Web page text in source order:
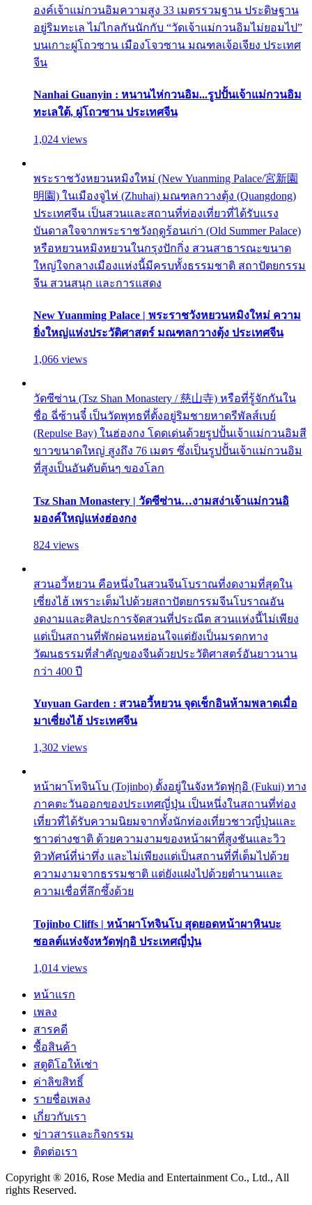
องค์เจ้าแม่กวนอิมความสูง 33 เมตรรวมฐาน ประดิษฐาน
อยู่ริมทะเล ไม่ไกลกันนักกับ “วัดเจ้าแม่กวนอิมไม่ยอมไป”
บนเกาะผู่โถวซาน เมืองโจวซาน มณฑลเจ้อเจียง ประเทศ
จีน
Nanhai Guanyin : หนานไห่กวนอิม...รูปปั้นเจ้าแม่กวนอิม
ทะเลใต้, ผู่โถวซาน ประเทศจีน
1,024 views
พระราชวังหยวนหมิงใหม่ (New Yuanming Palace/宮新園
明園) ในเมืองจูไห่ (Zhuhai) มณฑลกวางตุ้ง (Quangdong)
ประเทศจีน เป็นสวนและสถานที่ท่องเที่ยวที่ได้รับแรง
บันดาลใจจากพระราชวังฤดูร้อนเก่า (Old Summer Palace)
หรือหยวนหมิงหยวนในกรุงปักกิ่ง สวนสาธารณะขนาด
ใหญ่ใจกลางเมืองแห่งนี้มีครบทั้งธรรมชาติ สถาปัตยกรรม
จีน สวนสนุก และการแสดง
New Yuanming Palace | พระราชวังหยวนหมิงใหม่ ความ
ยิ่งใหญ่แห่งประวัติศาสตร์ มณฑลกวางตุ้ง ประเทศจีน
1,066 views
วัดซีซ่าน (Tsz Shan Monastery / 慈山寺) หรือที่รู้จักกันใน
ชื่อ ฉี่ซ้านจี๋ เป็นวัดพุทธที่ตั้งอยู่ริมชายหาดรีพัลส์เบย์
(Repulse Bay) ในฮ่องกง โดดเด่นด้วยรูปปั้นเจ้าแม่กวนอิมสี
ขาวขนาดใหญ่ สูงถึง 76 เมตร ซึ่งเป็นรูปปั้นเจ้าแม่กวนอิม
ที่สูงเป็นอันดับต้นๆ ของโลก
Tsz Shan Monastery | วัดซีซ่าน…งามสง่าเจ้าแม่กวนอิ
มองค์ใหญ่แห่งฮ่องกง
824 views
สวนอวี้หยวน คือหนึ่งในสวนจีนโบราณที่งดงามที่สุดใน
เซี่ยงไฮ้ เพราะเต็มไปด้วยสถาปัตยกรรมจีนโบราณอัน
งดงามและศิลปะการจัดสวนที่ประณีต สวนแห่งนี้ไม่เพียง
แต่เป็นสถานที่พักผ่อนหย่อนใจแต่ยังเป็นมรดกทาง
วัฒนธรรมที่สำคัญของจีนด้วยประวัติศาสตร์อันยาวนาน
กว่า 400 ปี
Yuyuan Garden : สวนอวี้หยวน จุดเช็กอินห้ามพลาดเมื่อ
มาเซี่ยงไฮ้ ประเทศจีน
1,302 views
หน้าผาโทจินโบ (Tojinbo) ตั้งอยู่ในจังหวัดฟุกุอิ (Fukui) ทาง
ภาคตะวันออกของประเทศญี่ปุ่น เป็นหนึ่งในสถานที่ท่อง
เที่ยวที่ได้รับความนิยมจากทั้งนักท่องเที่ยวชาวญี่ปุ่นและ
ชาวต่างชาติ ด้วยความงามของหน้าผาที่สูงชันและวิว
ทิวทัศน์ที่น่าทึ่ง และไม่เพียงแต่เป็นสถานที่ที่เต็มไปด้วย
ความงามจากธรรมชาติ แต่ยังแฝงไปด้วยตำนานและ
ความเชื่อที่ลึกซึ้งด้วย
Tojinbo Cliffs | หน้าผาโทจินโบ สุดยอดหน้าผาหินบะ
ซอลต์แห่งจังหวัดฟุกุอิ ประเทศญี่ปุ่น
1,014 views
หน้าแรก
เพลง
สารคดี
ซื้อสินค้า
สตูดิโอให้เช่า
ค่าลิขสิทธิ์
รายชื่อเพลง
เกี่ยวกับเรา
ข่าวสารและกิจกรรม
ติดต่อเรา
Copyright ® 2016, Rose Media and Entertainment Co., Ltd., All
rights Reserved.